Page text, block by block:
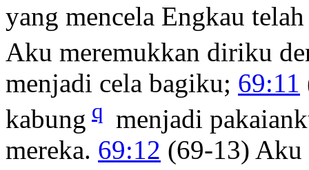
yang mencela Engkau
Aku meremukkan diriku
menjadi cela bagiku; 69:11
kabung q menjadi
mereka. 69:12 (69-13) Aku